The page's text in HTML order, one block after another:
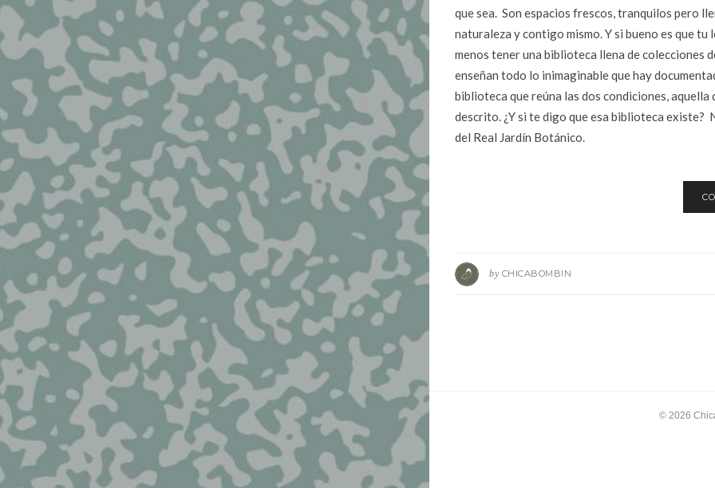
que sea. Son espacios frescos, tranquilos pero
naturaleza y contigo mismo. Y si bueno es que
menos tener una biblioteca llena de colecciones
enseñan todo lo inimaginable que hay
biblioteca que reúna las dos condiciones,
descrito. ¿Y si te digo que esa biblioteca existe?
del Real Jardín Botánico.
by CHICABOMBIN
© 2026